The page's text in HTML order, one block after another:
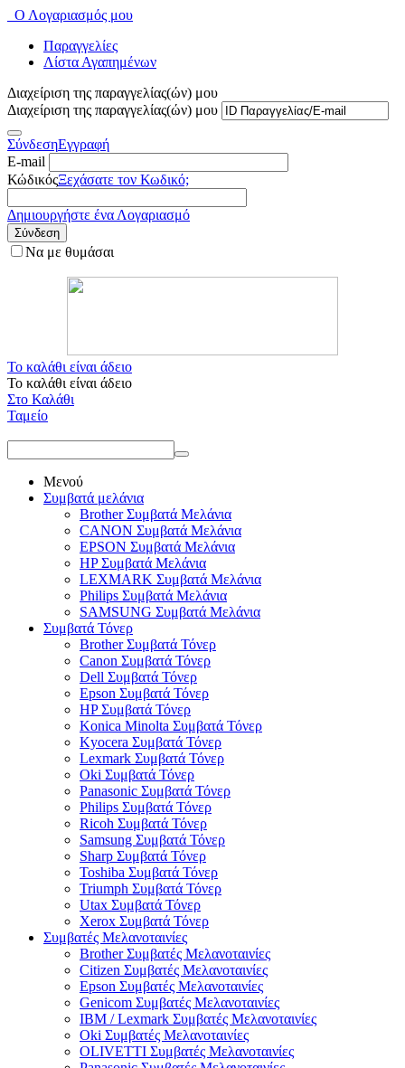
Ο Λογαριασμός μου
Παραγγελίες
Λίστα Αγαπημένων
Διαχείριση της παραγγελίας(ών) μου
Διαχείριση της παραγγελίας(ών) μου
ΣύνδεσηΕγγραφή
E-mail
ΚώδικόςΞεχάσατε τον Κωδικό;
Δημιουργήστε ένα Λογαριασμό
Σύνδεση
Να με θυμάσαι
Το καλάθι είναι άδειο
Το καλάθι είναι άδειο
Στο Καλάθι
Ταμείο
Μενού
Συμβατά μελάνια
Brother Συμβατά Μελάνια
CANON Συμβατά Μελάνια
EPSON Συμβατά Μελάνια
HP Συμβατά Μελάνια
LEXMARK Συμβατά Μελάνια
Philips Συμβατά Μελάνια
SAMSUNG Συμβατά Μελάνια
Συμβατά Τόνερ
Brother Συμβατά Τόνερ
Canon Συμβατά Τόνερ
Dell Συμβατά Τόνερ
Epson Συμβατά Τόνερ
HP Συμβατά Τόνερ
Konica Minolta Συμβατά Τόνερ
Kyocera Συμβατά Τόνερ
Lexmark Συμβατά Τόνερ
Oki Συμβατά Τόνερ
Panasonic Συμβατά Τόνερ
Philips Συμβατά Τόνερ
Ricoh Συμβατά Τόνερ
Samsung Συμβατά Τόνερ
Sharp Συμβατά Τόνερ
Toshiba Συμβατά Τόνερ
Triumph Συμβατά Τόνερ
Utax Συμβατά Τόνερ
Xerox Συμβατά Τόνερ
Συμβατές Μελανοταινίες
Brother Συμβατές Μελανοταινίες
Citizen Συμβατές Μελανοταινίες
Epson Συμβατές Μελανοταινίες
Genicom Συμβατές Μελανοταινίες
IBM / Lexmark Συμβατές Μελανοταινίες
Oki Συμβατές Μελανοταινίες
OLIVETTI Συμβατές Μελανοταινίες